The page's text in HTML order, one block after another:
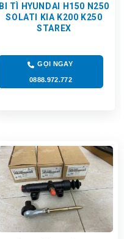
BI TÌ HYUNDAI H150 N250
SOLATI KIA K200 K250
STAREX
GỌI NGAY
0888.972.772